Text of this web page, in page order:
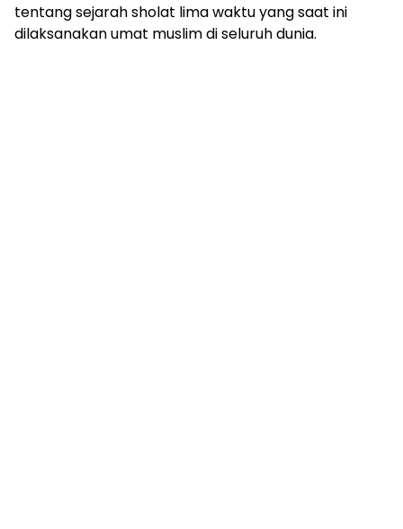
tentang sejarah sholat lima waktu yang saat ini
dilaksanakan umat muslim di seluruh dunia.